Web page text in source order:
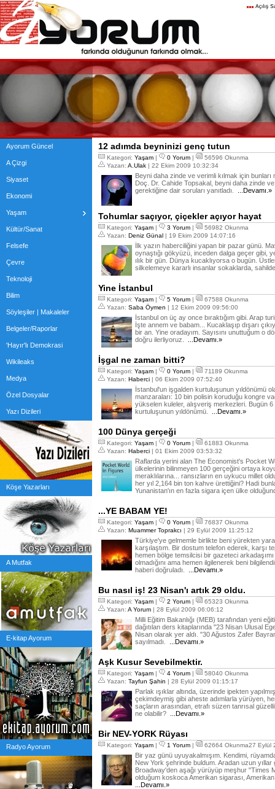
Ayorum Güncel
A Çizgi
Siyaset
Ekonomi
Yaşam
Kültür/Sanat
Felsefe
Çevre
Teknoloji
Bilim
Söyleşiler | Makaleler
Belgeler/Raporlar
'Hayır'lı Demokrasi
Wikileaks
Medya
Özel Dosyalar
Yazı Dizileri
Köşe Yazarları
A Mutfak
E-kitap Ayorum
Radyo Ayorum
12 adımda beyninizi genç tutun
Kategori: Yaşam | 0 Yorum |
56596 Okunma
Yazan: A.Ulak | 22 Ekim 2009 10:32:34
Beyni daha zinde ve verimli kılmak için bunları
Doç. Dr. Cahide Topsakal, beyni daha zinde
gerektiğine dair soruları yanıtladı.
...Devamı.»
Tohumlar saçıyor, çiçekler açıyor hayat
Kategori: Yaşam | 3 Yorum |
56982 Okunma
Yazan: Deniz Günal | 19 Ekim 2009 14:07:16
İlk yazın haberciliğini yapan bir pazar günü.
oynaştığı gökyüzü, inceden dalga geçer gibi,
ılık bir gün. Dünya kucaklıyorsa o bugün.
silkelemeye kararlı insanlar sokaklarda,
Yine İstanbul
Kategori: Yaşam | 5 Yorum |
67588 Okunma
Yazan: Saba Öymen | 12 Ekim 2009 09:56:00
İstanbul on üç ay once bıraktığım gibi. Arap
İşte annem ve babam... Kucaklaşıp dışarı
bir an. Yine oradayım. Sayısını unuttuğum o
doğru ilerliyoruz.
...Devamı.»
İşgal ne zaman bitti?
Kategori: Yaşam | 0 Yorum |
71189 Okunma
Yazan: Haberci | 06 Ekim 2009 07:52:40
İstanbul'un işgalden kurtuluşunun yıldönümü
manzaraları: 10 bin polisin koruduğu kongre
yükselen kuleler, alışveriş merkezleri. Bugün
kurtuluşunun yıldönümü.
...Devamı.»
100 Dünya gerçeği
Kategori: Yaşam | 0 Yorum |
61883 Okunma
Yazan: Haberci | 01 Ekim 2009 03:53:32
Raflarda yerini alan The Economist's Pocket
ülkelerinin bilinmeyen 100 gerçeğini ortaya
meraklılarına... ransızların en uykucu millet
her yıl 2,164 bin ton kahve ürettiğini? Hadi
Yunanistan'ın en fazla sigara içen ülke
...YE BABAM YE!
Kategori: Yaşam | 0 Yorum |
76837 Okunma
Yazan: Muammer Toprakcı | 29 Eylül 2009 11:25:12
Türkiye'ye gelmemle birlikte beni yürekten
karşılaştım. Bir dostum telefon ederek, karşı
hemen bölge temsilcisi bir gazeteci
olmadığını ama hemen ilgilenerek beni
haberi doğruladı.
...Devamı.»
Bu nasıl iş! 23 Nisan'ı artık 29 oldu.
Kategori: Yaşam | 2 Yorum |
65323 Okunma
Yazan: A Yorum | 28 Eylül 2009 06:06:12
Milli Eğitim Bakanlığı (MEB) tarafından yeni
dağıtılan ders kitaplarında "23 Nisan Ulusal
Nisan olarak yer aldı. "30 Ağustos Zafer
sayılmadı.
...Devamı.»
Aşk Kusur Sevebilmektir.
Kategori: Yaşam | 4 Yorum |
58040 Okunma
Yazan: Tayfun Şahin | 28 Eylül 2009 01:15:17
Parlak ışıklar altında, üzerinde ipekten
çekimdeymiş gibi aheste adımlarla yürüyen,
saçların arasından, etrafı süzen tanrısal
ne olabilir?
...Devamı.»
Bir NEV-YORK Rüyası
Kategori: Yaşam | 1 Yorum | 62664 Okunma27 Eylül
Bir yaz günü uyuyakalmışım. Kendimi,
New York şehrinde buldum. Aradan uzun yıllar
Broadway'den aşağı yürüyüp meşhur "Times
olduğum koskoca Amerikan sigarası,
...Devamı.»